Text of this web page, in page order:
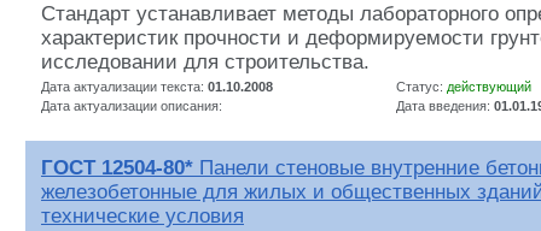
Стандарт устанавливает методы лабораторного
характеристик прочности и деформируемости
исследовании для строительства.
Дата актуализации текста: 01.10.2008 Статус: действующий
Дата актуализации описания:
Дата введения:
ГОСТ 12504-80* Панели стеновые внутренние
железобетонные для жилых и общественных
технические условия